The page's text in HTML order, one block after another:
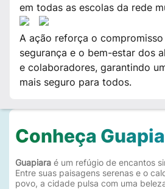
em todas as escolas da rede
A ação reforça o
segurança e o bem-estar dos
e colaboradores, garantindo
mais seguro para todos.
Conheça
Guapiara é um refúgio de encantos
Entre suas paisagens serenas e o
povo, a cidade pulsa com uma